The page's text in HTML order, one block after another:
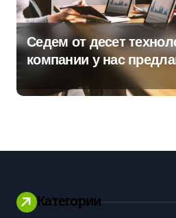
Седем от десет
компании у нас
хибридна работа
Категории